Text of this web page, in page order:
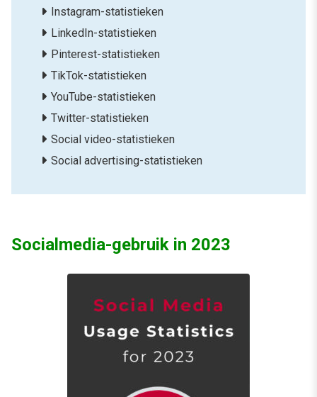
Instagram-statistieken
LinkedIn-statistieken
Pinterest-statistieken
TikTok-statistieken
YouTube-statistieken
Twitter-statistieken
Social video-statistieken
Social advertising-statistieken
Socialmedia-gebruik in 2023